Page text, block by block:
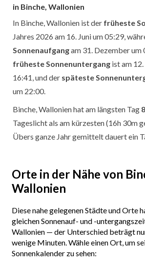
in Binche, Wallonien
In Binche, Wallonien ist der früheste
Jahres 2026 am 16. Juni um 05:29,
Sonnenaufgangam 31. Dezember um
früheste Sonnenuntergang ist am
16:41, und der späteste
um 22:00.
Binche, Wallonien hat am längsten Tag
Tageslicht als am kürzesten (16h 30m
Übers ganze Jahr gemittelt dauert ein
Orte in der Nähe von
Wallonien
Diese nahe gelegenen Städte und Orte
gleichen Sonnenauf- und -
Wallonien — der Unterschied beträgt
wenige Minuten. Wähle einen Ort, um
Sonnenkalender zu sehen: